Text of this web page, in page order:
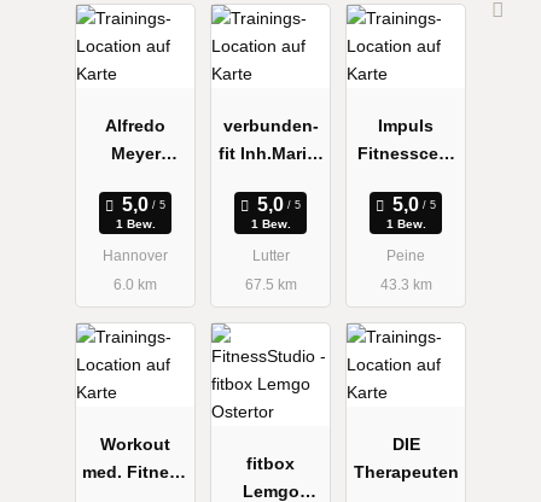
Alfredo
Meyer
Studio
1 Bew.
Hannover
6.0 km
verbunden-
fit Inh.Marie-
1 Bew.
Lutter
67.5 km
Impuls
Fitnesscent
1 Bew.
Peine
43.3 km
Workout
med. Fitness
fitbox
Lemgo
DIE
Therapeuten